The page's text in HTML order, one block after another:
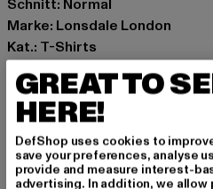
Schnitt: Normal
Marke: Lonsdale London
Kat.: T-Shirts
Farbe: rot
Hersteller Farbe: oxblood/
Materialzusammensetzung:
Art.Nr: 117672-24490
Hersteller: Punch GmbH |
GREAT TO
HERE!
DefShop uses cookies to
save your preferences, analyse
provide and measure interest-
advertising. In addition, we